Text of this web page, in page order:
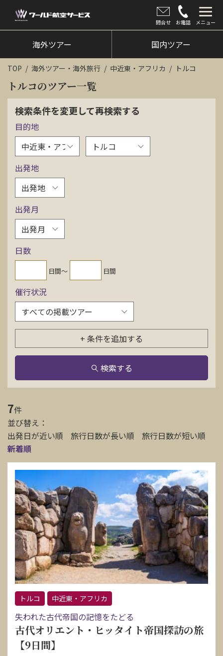
問合せ お電話 メニュー
海外ツアー
国内ツアー
クルーズツアー
ツアー催行状況
旅のひろば
イベント
新着情報
会社情報
資料請求
電話にてお問い合わせ
検索
海外ツアー 国内ツアー
TOP 海外ツアー・海外旅行 中近東・アフリカ トルコ
トルコのツアー一覧
検索条件を変更して再検索する
目的地
出発地
出発月
日数
日間〜 日間
催行状況
+ 条件を追加する
検索する
7件
並び替え：
出発日が近い順
旅行日数が長い順
旅行日数が短い順
新着順
トルコ 中近東・アフリカ
失われた古代帝国の記憶をたどる
古代オリエント・ヒッタイト帝国探訪の旅
【9日間】